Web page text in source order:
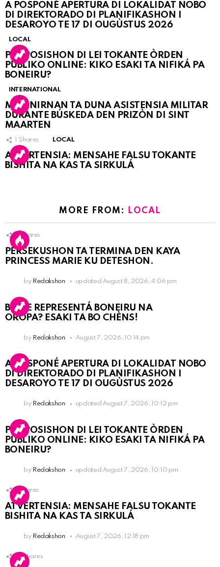
A POSPONÉ APERTURA DI LOKALIDAT NOBO
DI DIREKTORADO DI PLANIFIKASHON I
DESAROYO TE 17 DI OUGÙSTUS 2026
LOCAL
PROPOSISHON DI LEI TOKANTE ÒRDEN
PÚBLIKO ONLINE: KIKO ESAKI TA NIFIKÁ PA
BONEIRU?
INTERNATIONAL
MARINIRNAN TA DUNA ASISTENSIA MILITAR
DURANTE BÚSKEDA DEN PRIZÒN DI SINT
MAARTEN
Shares LOCAL
ATVERTENSIA: MENSAHE FALSU TOKANTE
BISHITA NA KAS TA SIRKULÁ
MORE FROM: LOCAL
Shares
PERSEKUSHON TA TERMINA DEN KAYA
PRINCESS MARIE KU DETESHON.
by Redakshon updated August 8, 2026, 4:06 pm
BO KE REPRESENTÁ BONEIRU NA
OROPA? ESAKI TA BO CHÈNS!
by Redakshon August 7, 2026, 10:14 pm
A POSPONÉ APERTURA DI LOKALIDAT NOBO
DI DIREKTORADO DI PLANIFIKASHON I
DESAROYO TE 17 DI OUGÙSTUS 2026
by Redakshon updated August 7, 2026, 10:12 pm
PROPOSISHON DI LEI TOKANTE ÒRDEN
PÚBLIKO ONLINE: KIKO ESAKI TA NIFIKÁ PA
BONEIRU?
by Redakshon updated August 7, 2026, 10:10 pm
Shares
ATVERTENSIA: MENSAHE FALSU TOKANTE
BISHITA NA KAS TA SIRKULÁ
by Redakshon August 7, 2026, 12:18 pm
16 Shares